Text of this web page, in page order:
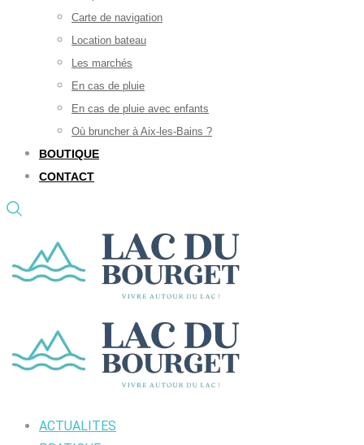
Carte de navigation
Location bateau
Les marchés
En cas de pluie
En cas de pluie avec enfants
Où bruncher à Aix-les-Bains ?
BOUTIQUE
CONTACT
ACTUALITES